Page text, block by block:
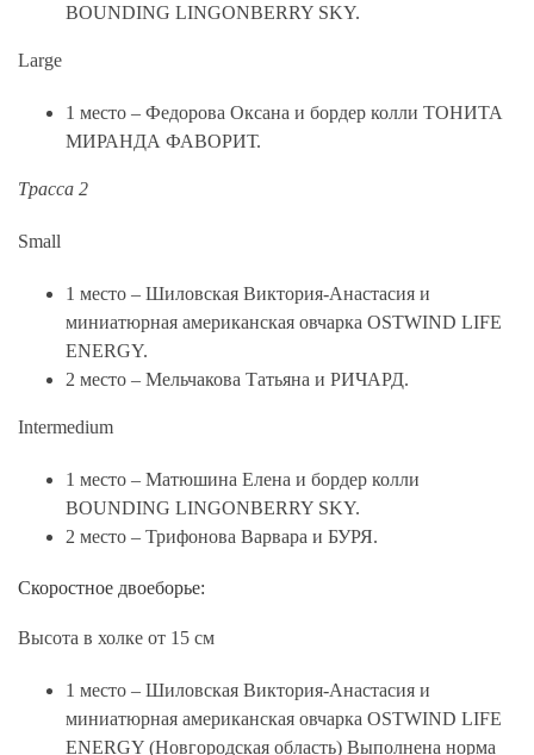
BOUNDING LINGONBERRY SKY.
Large
1 место – Федорова Оксана и бордер колли ТОНИТА
МИРАНДА ФАВОРИТ.
Трасса 2
Small
1 место – Шиловская Виктория-Анастасия и
миниатюрная американская овчарка OSTWIND LIFE
ENERGY.
2 место – Мельчакова Татьяна и РИЧАРД.
Intermedium
1 место – Матюшина Елена и бордер колли
BOUNDING LINGONBERRY SKY.
2 место – Трифонова Варвара и БУРЯ.
Скоростное двоеборье:
Высота в холке от 15 см
1 место – Шиловская Виктория-Анастасия и
миниатюрная американская овчарка OSTWIND LIFE
ENERGY (Новгородская область) Выполнена норма